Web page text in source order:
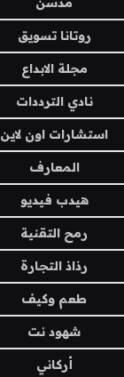
روتانا تسويق
مجلة الابداع
نادي الترددات
استشارات اون لاين
المعارف
هيدب فيديو
رمح التقنية
رذاذ التجارة
طعم وكيف
شهود نت
أركاني